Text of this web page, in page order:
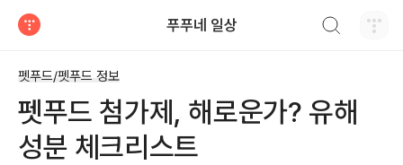
푸푸네 일상
펫푸드/펫푸드 정보
펫푸드 첨가제, 해로운가? 유해
성분 체크리스트